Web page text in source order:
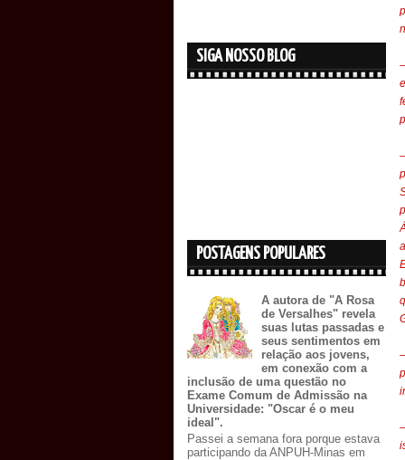
SIGA NOSSO BLOG
POSTAGENS POPULARES
A autora de "A Rosa
de Versalhes" revela
suas lutas passadas e
seus sentimentos em
relação aos jovens,
em conexão com a
inclusão de uma questão no
Exame Comum de Admissão na
Universidade: "Oscar é o meu
ideal".
Passei a semana fora porque estava
participando da ANPUH-Minas em